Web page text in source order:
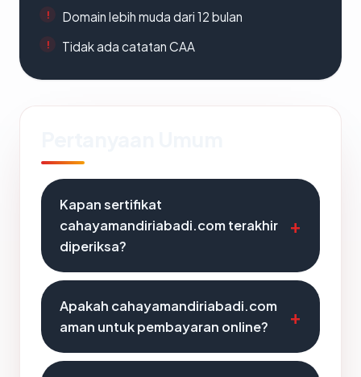
Domain lebih muda dari 12 bulan
Tidak ada catatan CAA
Kapan sertifikat
cahayamandiriabadi.com terakhir
diperiksa?
Apakah cahayamandiriabadi.com
aman untuk pembayaran online?